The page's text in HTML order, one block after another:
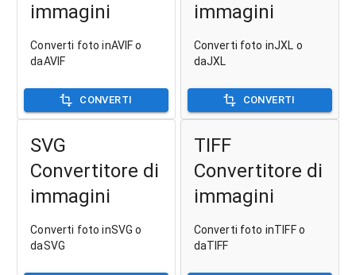
immagini
Converti foto inAVIF o
daAVIF
CONVERTI
immagini
Converti foto inJXL o
daJXL
CONVERTI
SVG
Convertitore di
immagini
Converti foto inSVG o
daSVG
TIFF
Convertitore di
immagini
Converti foto inTIFF o
daTIFF